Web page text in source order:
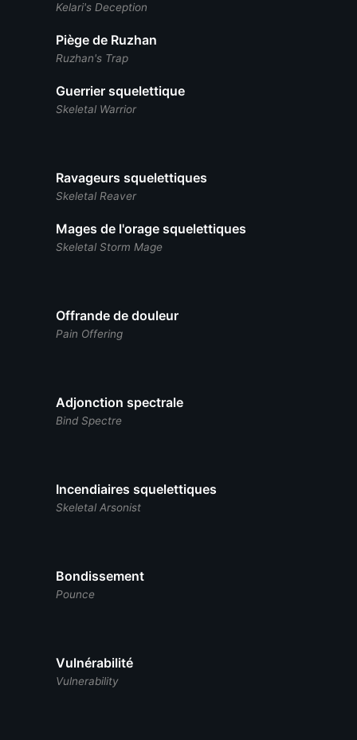
Kelari's Deception
Piège de Ruzhan
Ruzhan's Trap
Guerrier squelettique
Skeletal Warrior
Ravageurs squelettiques
Skeletal Reaver
Mages de l'orage squelettiques
Skeletal Storm Mage
Offrande de douleur
Pain Offering
Adjonction spectrale
Bind Spectre
Incendiaires squelettiques
Skeletal Arsonist
Bondissement
Pounce
Vulnérabilité
Vulnerability